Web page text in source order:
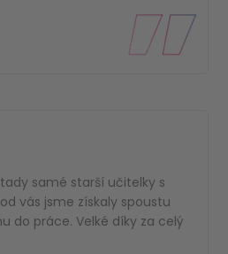
samé starší učitelky s
vás jsme získaly spoustu
do práce. Velké díky za celý